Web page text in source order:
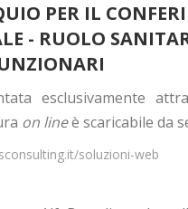
PER IL
- RUOLO
esclusivamente
on lineè scaricabile da
soluzioni-web